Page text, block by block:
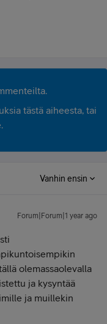
tästä aiheesta, tai
Vanhin ensin
Forum|Forum|1 year ago
olemassaolevalla
ja kysyntää
ja muillekin